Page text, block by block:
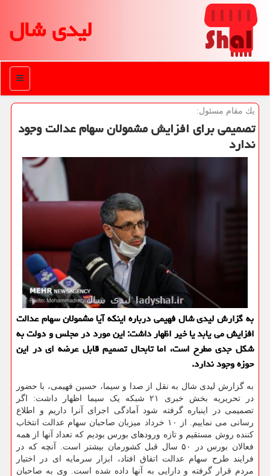
لیدی شال
منو
یك مقام مسئول:
تصمیمی برای افزایش مشمولان سهام عدالت وجود
ندارد
به گزارش لیدی شال فهیمی درباره اینكه آیا مشمولان سهام عدالت
افزایش می یابد یا خیر اظهار داشت: این مورد در مجلس و دولت به
شكل جدی مطرح است، اما تابحال تصمیم قابل عرضه ای در این
حوزه وجود ندارد.
به گزارش لیدی شال به نقل از صدا و سیما، حسین فهیمی، با حضور
در تحریریه بخش خبری ۲۱ شبکه یک سیما اظهار داشت: اگر
تصمیمی در اینباره گرفته شود آمادگی اجرای آنرا داریم و اطلاع
رسانی می نماییم. از ۱۰ خرداد میزبان صاحبان سهام عدالت انتخاب
کننده روش مستقیم و تازه ورودهای بورس بودیم که تعداد آنها از همه
فعالان بورس در ۵۰ سال قبل کشورمان بیشتر است. آنچه که در
فرایند طرح سهام عدالت اتفاق افتاد، ابزار سرمایه ای در اختیار
مردم قرار گرفته و دارایی به آنها داده شده است. وی به صاحبان